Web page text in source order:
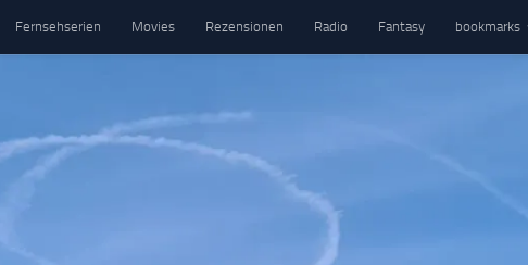
Fernsehserien Movies Rezensionen Radio Fantasy bookmarks